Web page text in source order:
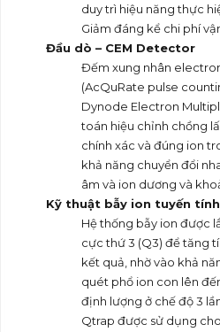
duy trì hiệu năng thực
Giảm đáng kể chi phí
Đầu dò – CEM Detector
Đếm xung nhân
(AcQuRate pulse
Dynode Electron
toán hiệu chỉnh chồng
chính xác và đúng ion
khả năng chuyển đổi
âm và ion dương và
Kỹ thuật bẫy ion tuyến
Hệ thống bẫy ion được
cực thứ 3 (Q3) để tăng
kết quả, nhờ vào khả
quét phổ ion con lên
định lượng ở chế độ 3
Qtrap được sử dụng